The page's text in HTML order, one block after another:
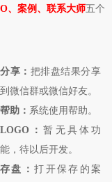
、案例、联系大师五个
分享： 把排盘结果分享
到微信群或微信好友。
帮助： 系统使用帮助。
LOGO：暂无具体功
能，待以后开发。
存盘：打开保存的案